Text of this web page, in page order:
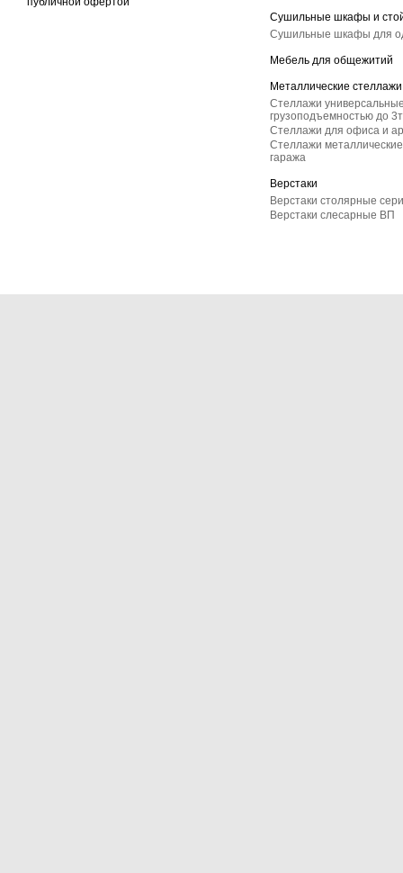
Сушильные шкафы и
Сушильные шкафы для
Мебель для общежитий
Металлические стеллажи
Стеллажи
грузоподъемностью до
Стеллажи для офиса и
Стеллажи
гаража
Верстаки
Верстаки столярные
Верстаки слесарные ВП